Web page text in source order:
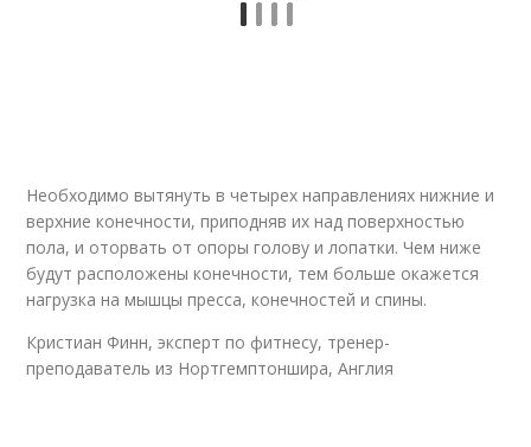
Необходимо вытянуть в четырех направлениях нижние и
верхние конечности, приподняв их над поверхностью
пола, и оторвать от опоры голову и лопатки. Чем ниже
будут расположены конечности, тем больше окажется
нагрузка на мышцы пресса, конечностей и спины.
Кристиан Финн, эксперт по фитнесу, тренер-
преподаватель из Нортгемптоншира, Англия